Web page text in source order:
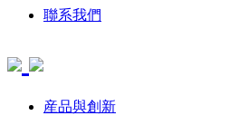
聯系我們
産品與創新